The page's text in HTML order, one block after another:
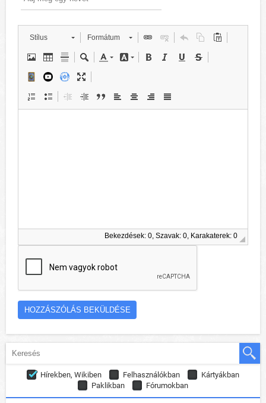
Stílus Formátum
Bekezdések: 0, Szavak: 0, Karakaterek: 0
Hírekben, Wikiben Felhasználókban
Kártyákban
Paklikban
Fórumokban